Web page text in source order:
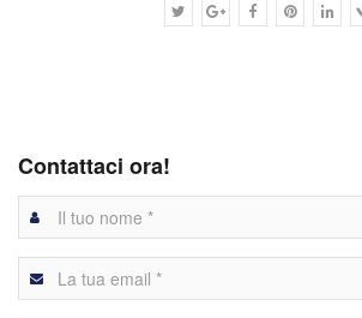
Contattaci ora!